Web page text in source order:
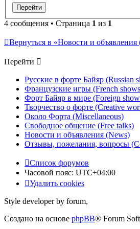
4 сообщения • Страница 1 из 1
Вернуться в «Новости и объявления
Перейти
Русские в форте Байяр (Russian
Французские игры (French
Форт Байяр в мире (Foreign
Творчество о форте (Creative
Около Форта (Miscellaneous)
Свободное общение (Free talks)
Новости и объявления (News)
Отзывы, пожелания, вопросы
Список форумов
Часовой пояс: UTC+04:00
Удалить cookies
Style developer by forum,
Создано на основе phpBB® Forum